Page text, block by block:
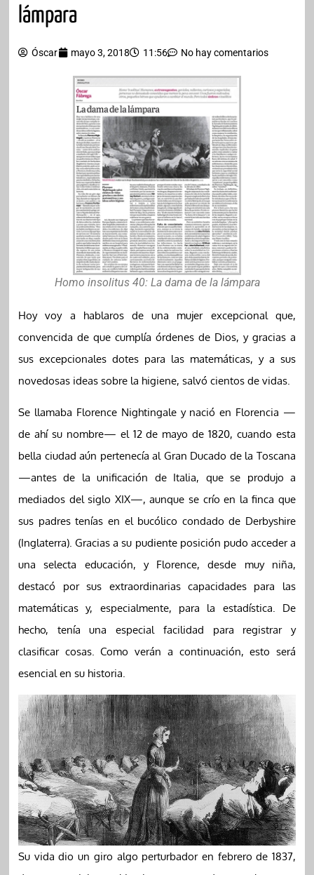
lámpara
Óscar mayo 3, 2018 11:56 No hay comentarios
Homo insolitus 40: La dama de la lámpara
Hoy voy a hablaros de una mujer excepcional que,
convencida de que cumplía órdenes de Dios, y gracias a
sus excepcionales dotes para las matemáticas, y a sus
novedosas ideas sobre la higiene, salvó cientos de vidas.
Se llamaba Florence Nightingale y nació en Florencia —
de ahí su nombre— el 12 de mayo de 1820, cuando esta
bella ciudad aún pertenecía al Gran Ducado de la Toscana
—antes de la unificación de Italia, que se produjo a
mediados del siglo XIX—, aunque se crío en la finca que
sus padres tenías en el bucólico condado de Derbyshire
(Inglaterra). Gracias a su pudiente posición pudo acceder a
una selecta educación, y Florence, desde muy niña,
destacó por sus extraordinarias capacidades para las
matemáticas y, especialmente, para la estadística. De
hecho, tenía una especial facilidad para registrar y
clasificar cosas. Como verán a continuación, esto será
esencial en su historia.
Su vida dio un giro algo perturbador en febrero de 1837,